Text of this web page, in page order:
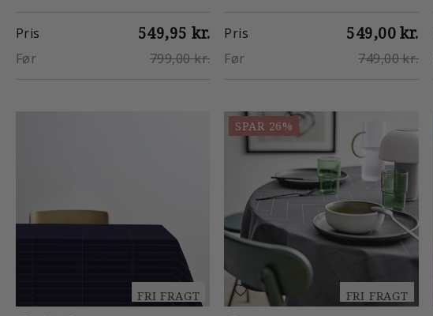
Pris 549,95 kr.
Før 799,00 kr.
Pris 549,00 kr.
Før 749,00 kr.
FRI FRAGT
SPAR 26%
FRI FRAGT